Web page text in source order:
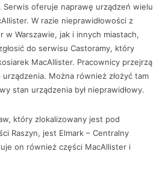
Serwis oferuje naprawę urządzeń wielu
W razie nieprawidłowości z
w Warszawie, jak i innych miastach,
do serwisu Castoramy, który
MacAllister. Pracownicy przejrzą
Można również złożyć tam
stan urządzenia był nieprawidłowy.
który zlokalizowany jest pod
Raszyn, jest Elmark – Centralny
on również części MacAllister i